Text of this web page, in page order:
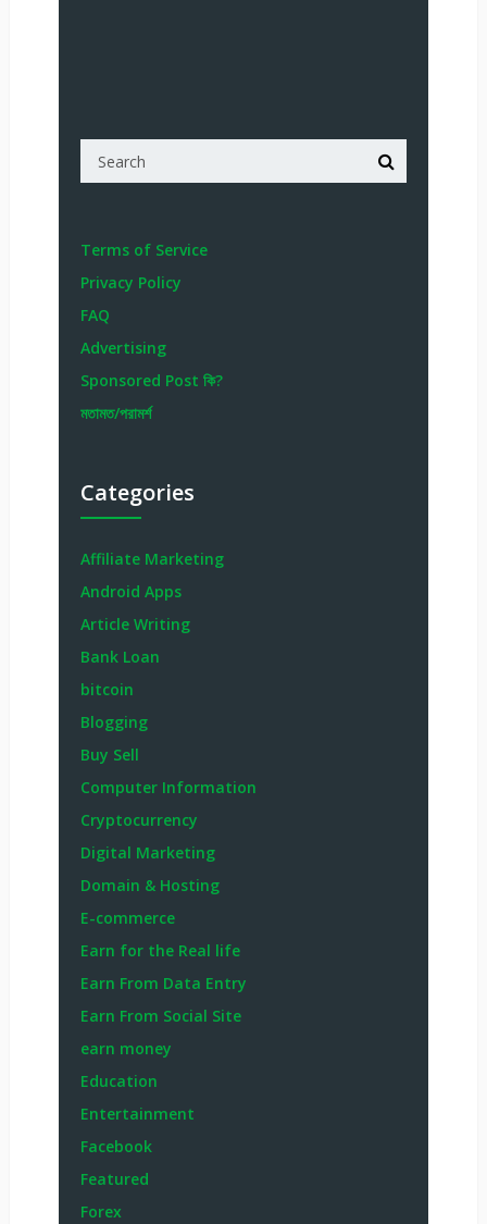
Terms of Service
Privacy Policy
FAQ
Advertising
Sponsored Post কি?
মতামত/পরামর্শ
Categories
Affiliate Marketing
Android Apps
Article Writing
Bank Loan
bitcoin
Blogging
Buy Sell
Computer Information
Cryptocurrency
Digital Marketing
Domain & Hosting
E-commerce
Earn for the Real life
Earn From Data Entry
Earn From Social Site
earn money
Education
Entertainment
Facebook
Featured
Forex